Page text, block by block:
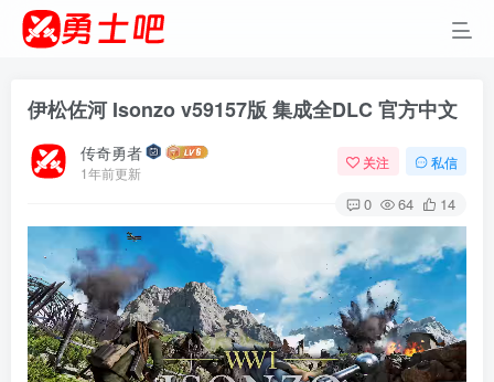
伊松佐河 Isonzo v59157版 集成全DLC 官方中文
传奇勇者
1年前更新
关注 私信
0 64 14